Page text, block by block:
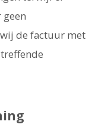
de factuur met